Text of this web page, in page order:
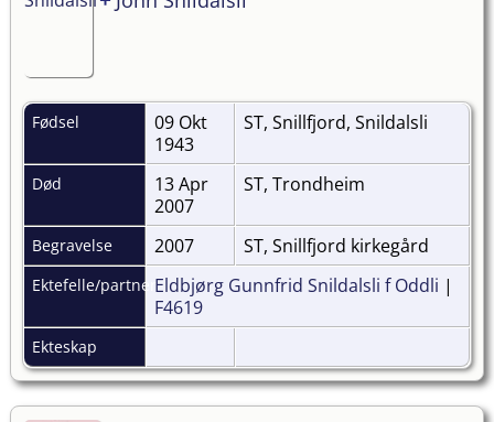
Fødsel
09 Okt
1943
ST, Snillfjord, Snildalsli
Død
13 Apr
2007
ST, Trondheim
Begravelse 2007 ST, Snillfjord kirkegård
Ektefelle/partnerEldbjørg Gunnfrid Snildalsli f Oddli |
F4619
Ekteskap